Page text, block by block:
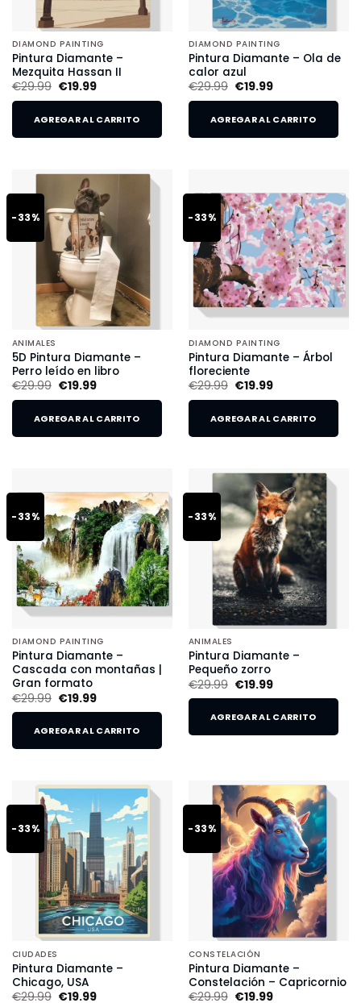
DIAMOND PAINTING
Pintura Diamante –
Mezquita Hassan II
€29.99 €19.99
AGREGAR AL CARRITO
DIAMOND PAINTING
Pintura Diamante – Ola de
calor azul
€29.99 €19.99
AGREGAR AL CARRITO
-33%
ANIMALES
5D Pintura Diamante –
Perro leído en libro
€29.99 €19.99
AGREGAR AL CARRITO
-33%
DIAMOND PAINTING
Pintura Diamante – Árbol
floreciente
€29.99 €19.99
AGREGAR AL CARRITO
-33%
DIAMOND PAINTING
Pintura Diamante –
Cascada con montañas |
Gran formato
€29.99 €19.99
AGREGAR AL CARRITO
-33%
ANIMALES
Pintura Diamante –
Pequeño zorro
€29.99 €19.99
AGREGAR AL CARRITO
-33%
CIUDADES
Pintura Diamante –
Chicago, USA
€29.99 €19.99
-33%
CONSTELACIÓN
Pintura Diamante –
Constelación – Capricornio
€29.99 €19.99